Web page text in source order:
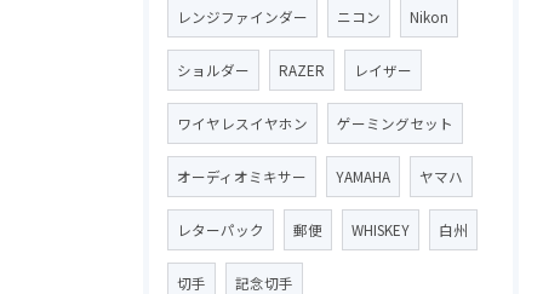
レンジファインダー ニコン Nikon
ショルダー RAZER レイザー
ワイヤレスイヤホン ゲーミングセット
オーディオミキサー YAMAHA ヤマハ
レターパック 郵便 WHISKEY 白州
切手 記念切手